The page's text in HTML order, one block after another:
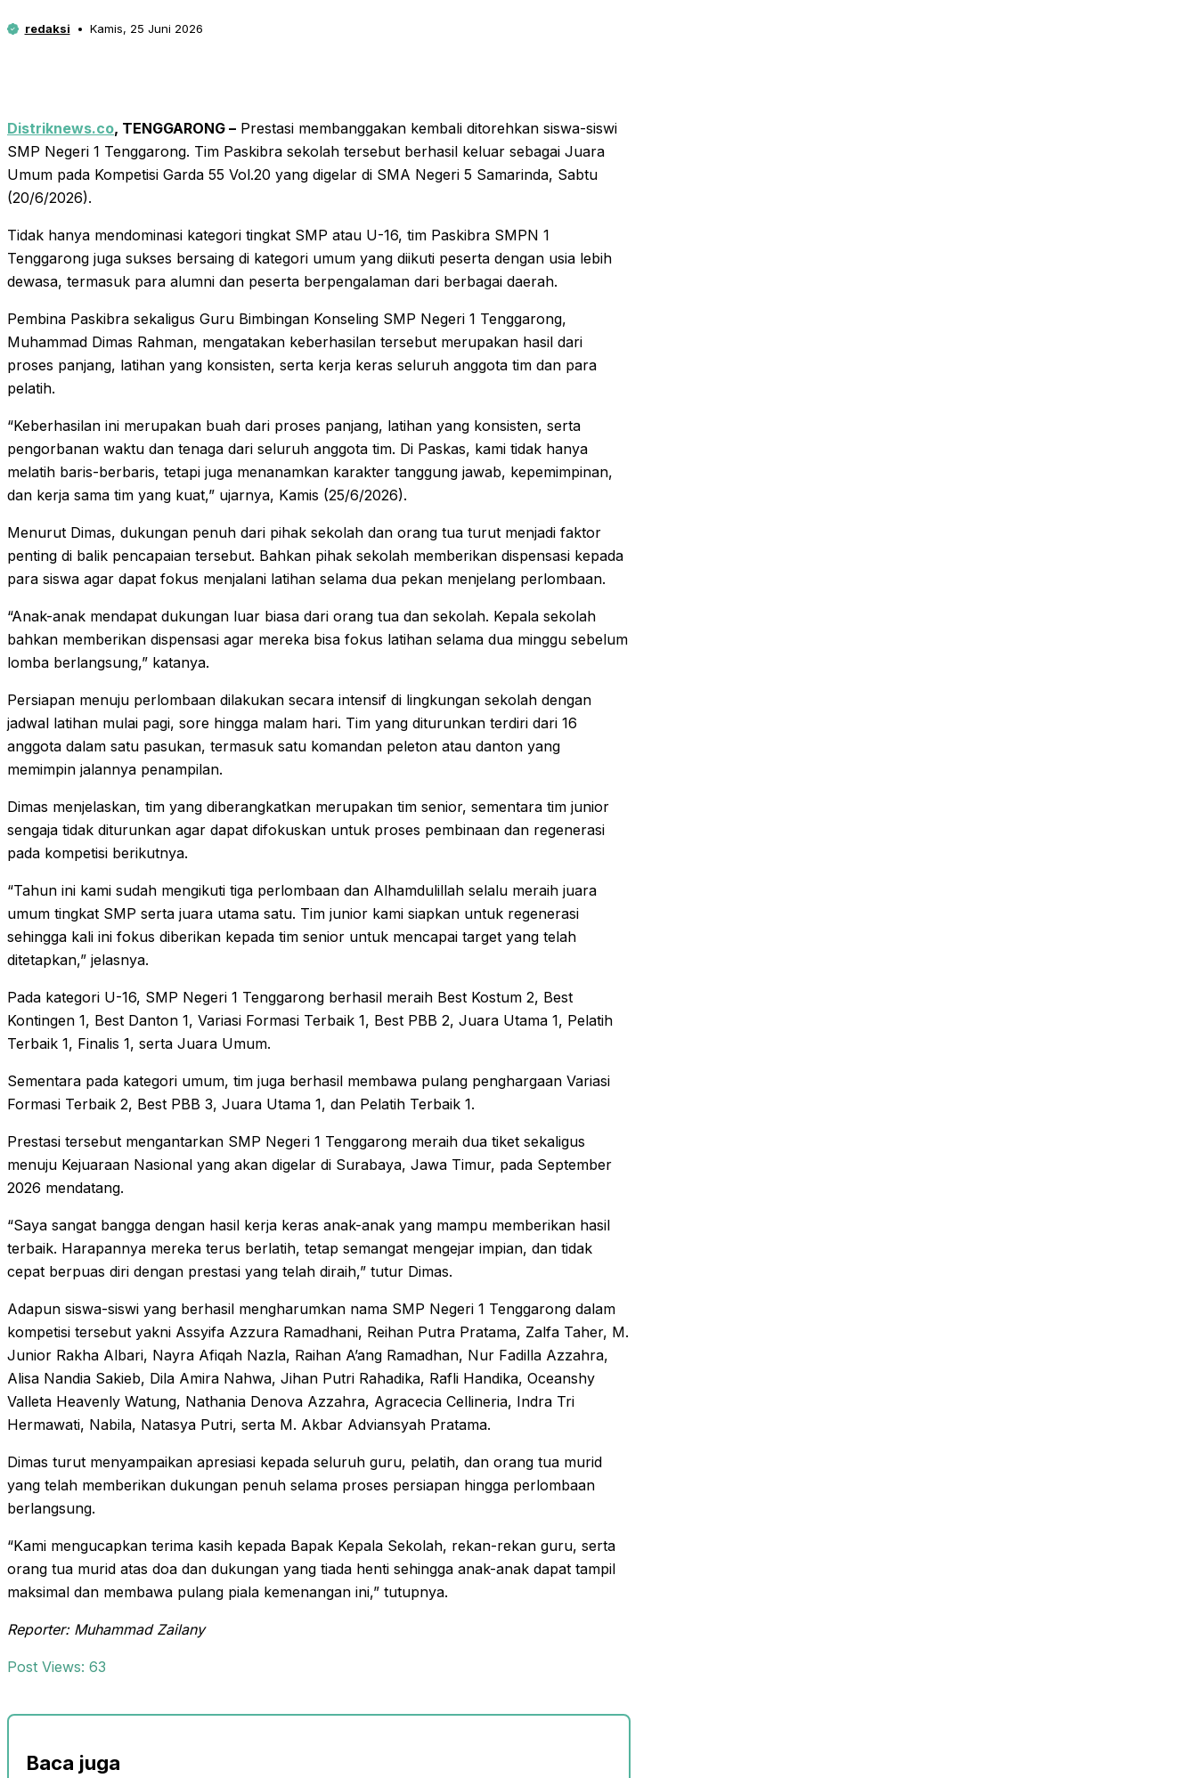
redaksi Kamis, 25 Juni 2026
Distriknews.co, TENGGARONG – Prestasi membanggakan kembali ditorehkan siswa-siswi
SMP Negeri 1 Tenggarong. Tim Paskibra sekolah tersebut berhasil keluar sebagai Juara
Umum pada Kompetisi Garda 55 Vol.20 yang digelar di SMA Negeri 5 Samarinda, Sabtu
(20/6/2026).
Tidak hanya mendominasi kategori tingkat SMP atau U-16, tim Paskibra SMPN 1
Tenggarong juga sukses bersaing di kategori umum yang diikuti peserta dengan usia lebih
dewasa, termasuk para alumni dan peserta berpengalaman dari berbagai daerah.
Pembina Paskibra sekaligus Guru Bimbingan Konseling SMP Negeri 1 Tenggarong,
Muhammad Dimas Rahman, mengatakan keberhasilan tersebut merupakan hasil dari
proses panjang, latihan yang konsisten, serta kerja keras seluruh anggota tim dan para
pelatih.
“Keberhasilan ini merupakan buah dari proses panjang, latihan yang konsisten, serta
pengorbanan waktu dan tenaga dari seluruh anggota tim. Di Paskas, kami tidak hanya
melatih baris-berbaris, tetapi juga menanamkan karakter tanggung jawab, kepemimpinan,
dan kerja sama tim yang kuat,” ujarnya, Kamis (25/6/2026).
Menurut Dimas, dukungan penuh dari pihak sekolah dan orang tua turut menjadi faktor
penting di balik pencapaian tersebut. Bahkan pihak sekolah memberikan dispensasi kepada
para siswa agar dapat fokus menjalani latihan selama dua pekan menjelang perlombaan.
“Anak-anak mendapat dukungan luar biasa dari orang tua dan sekolah. Kepala sekolah
bahkan memberikan dispensasi agar mereka bisa fokus latihan selama dua minggu sebelum
lomba berlangsung,” katanya.
Persiapan menuju perlombaan dilakukan secara intensif di lingkungan sekolah dengan
jadwal latihan mulai pagi, sore hingga malam hari. Tim yang diturunkan terdiri dari 16
anggota dalam satu pasukan, termasuk satu komandan peleton atau danton yang
memimpin jalannya penampilan.
Dimas menjelaskan, tim yang diberangkatkan merupakan tim senior, sementara tim junior
sengaja tidak diturunkan agar dapat difokuskan untuk proses pembinaan dan regenerasi
pada kompetisi berikutnya.
“Tahun ini kami sudah mengikuti tiga perlombaan dan Alhamdulillah selalu meraih juara
umum tingkat SMP serta juara utama satu. Tim junior kami siapkan untuk regenerasi
sehingga kali ini fokus diberikan kepada tim senior untuk mencapai target yang telah
ditetapkan,” jelasnya.
Pada kategori U-16, SMP Negeri 1 Tenggarong berhasil meraih Best Kostum 2, Best
Kontingen 1, Best Danton 1, Variasi Formasi Terbaik 1, Best PBB 2, Juara Utama 1, Pelatih
Terbaik 1, Finalis 1, serta Juara Umum.
Sementara pada kategori umum, tim juga berhasil membawa pulang penghargaan Variasi
Formasi Terbaik 2, Best PBB 3, Juara Utama 1, dan Pelatih Terbaik 1.
Prestasi tersebut mengantarkan SMP Negeri 1 Tenggarong meraih dua tiket sekaligus
menuju Kejuaraan Nasional yang akan digelar di Surabaya, Jawa Timur, pada September
2026 mendatang.
“Saya sangat bangga dengan hasil kerja keras anak-anak yang mampu memberikan hasil
terbaik. Harapannya mereka terus berlatih, tetap semangat mengejar impian, dan tidak
cepat berpuas diri dengan prestasi yang telah diraih,” tutur Dimas.
Adapun siswa-siswi yang berhasil mengharumkan nama SMP Negeri 1 Tenggarong dalam
kompetisi tersebut yakni Assyifa Azzura Ramadhani, Reihan Putra Pratama, Zalfa Taher, M.
Junior Rakha Albari, Nayra Afiqah Nazla, Raihan A’ang Ramadhan, Nur Fadilla Azzahra,
Alisa Nandia Sakieb, Dila Amira Nahwa, Jihan Putri Rahadika, Rafli Handika, Oceanshy
Valleta Heavenly Watung, Nathania Denova Azzahra, Agracecia Cellineria, Indra Tri
Hermawati, Nabila, Natasya Putri, serta M. Akbar Adviansyah Pratama.
Dimas turut menyampaikan apresiasi kepada seluruh guru, pelatih, dan orang tua murid
yang telah memberikan dukungan penuh selama proses persiapan hingga perlombaan
berlangsung.
“Kami mengucapkan terima kasih kepada Bapak Kepala Sekolah, rekan-rekan guru, serta
orang tua murid atas doa dan dukungan yang tiada henti sehingga anak-anak dapat tampil
maksimal dan membawa pulang piala kemenangan ini,” tutupnya.
Reporter: Muhammad Zailany
Post Views: 63
Baca juga